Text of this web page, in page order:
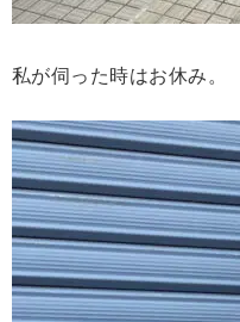
私が伺った時はお休み。